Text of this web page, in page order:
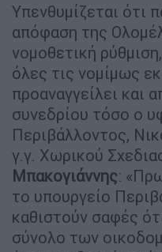
Υπενθυμίζεται ότι
απόφαση της
νομοθετική
όλες τις νομίμως
προαναγγείλει και
συνεδρίου τόσο ο
Περιβάλλοντος,
γ.γ. Χωρικού
Μπακογιάννης:
το υπουργείο
καθιστούν σαφές
σύνολο των